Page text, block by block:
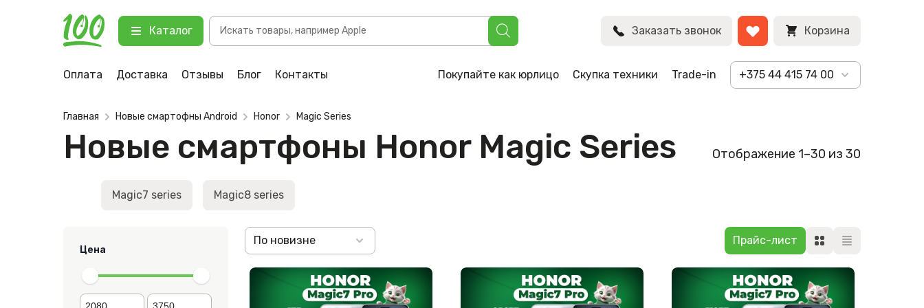
Каталог
Поиск
товаров
Заказать звонок Корзина
Оплата Доставка Отзывы Блог Контакты Покупайте как юрлицо Скупка техники Trade-in +375 44 415 74 00
Главная Новые смартофны Android Honor Magic Series
Новые смартфоны Honor Magic Series Отображение 1–30 из 30
Magic7 series Magic8 series
Цена
По новизне